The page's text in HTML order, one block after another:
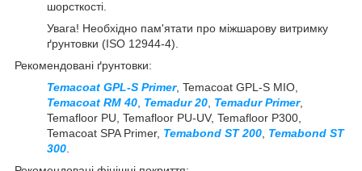
шорсткості.
Увага! Необхідно пам'ятати про міжшарову витримку
ґрунтовки (ISO 12944-4).
Рекомендовані ґрунтовки:
Temacoat GPL-S Primer, Temacoat GPL-S MIO,
Temacoat RM 40, Temadur 20, Temadur Primer,
Temafloor PU, Temafloor PU-UV, Temafloor P300,
Temacoat SPA Primer, Temabond ST 200, Temabond ST
300.